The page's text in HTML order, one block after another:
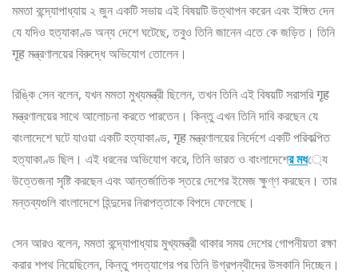
মমতা বন্দ্যোপাধ্যায় ২ জুন একটি সভায় এই বিষয়টি উত্থাপন করেন এবং ইঙ্গিত দেন
যে যদিও হত্যাকাণ্ড অন্য দেশে ঘটেছে, তবুও তিনি জানেন এতে কে জড়িত। তিনি
गृह মন্ত্রণালয়ের বিরুদ্ধে অভিযোগ তোলেন।
রিঙ্কি সেন বলেন, যখন মমতা মুখ্যমন্ত্রী ছিলেন, তখন তিনি এই বিষয়টি সরাসরি गृह
মন্ত্রণালয়ের সাথে আলোচনা করতে পারতেন। কিন্তু এখন তিনি দাবি করছেন যে
বাংলাদেশে ঘটে যাওয়া একটি হত্যাকাণ্ড, गृह মন্ত্রণালয়ের নির্দেশে একটি পরিকল্পিত
হত্যাকাণ্ড ছিল। এই ধরনের অভিযোগ করে, তিনি ভারত ও বাংলাদেশের মধ্যে
উত্তেজনা সৃষ্টি করছেন এবং আন্তর্জাতিক স্তরে দেশের ইমেজ ক্ষুণ্ণ করছেন। তার
মন্তব্যগুলি বাংলাদেশে হিন্দুদের নিরাপত্তাকে বিপদে ফেলেছে।
সেন আরও বলেন, মমতা বন্দ্যোপাধ্যায় মুখ্যমন্ত্রী থাকার সময় দেশের গোপনীয়তা রক্ষা
করার শপথ নিয়েছিলেন, কিন্তু পদত্যাগের পর তিনি উগ্রপন্থীদের উসকানি দিচ্ছেন।